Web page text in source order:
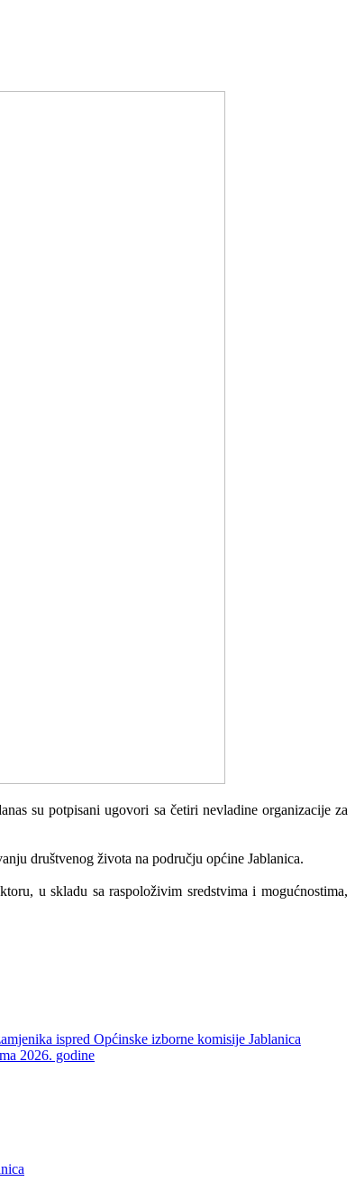
su potpisani ugovori sa četiri nevladine organizacije za
društvenog života na području općine Jablanica.
u skladu sa raspoloživim sredstvima i mogućnostima,
ispred Općinske izborne komisije Jablanica
2026. godine